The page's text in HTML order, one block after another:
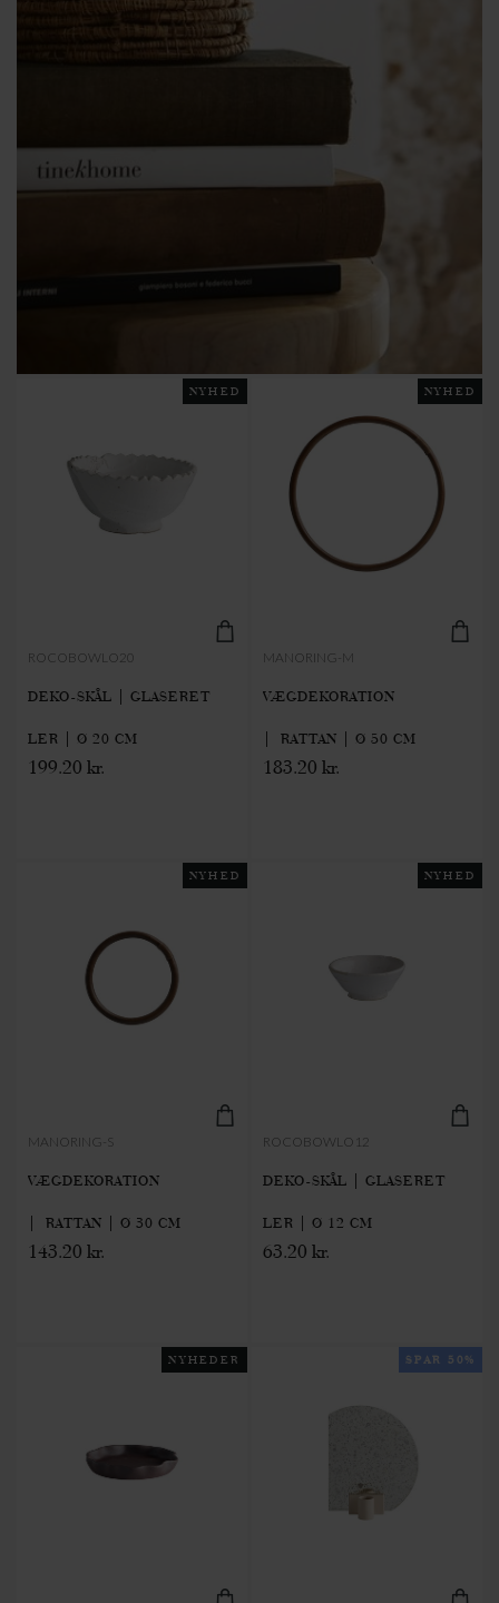
NYHED
ROCOBOWLO20
DEKO-SKÅL | GLASERET
LER | Ø 20 CM
199.20 kr.
NYHED
MANORING-M
VÆGDEKORATION
| RATTAN | Ø 50 CM
183.20 kr.
NYHED
MANORING-S
VÆGDEKORATION
| RATTAN | Ø 30 CM
143.20 kr.
NYHED
ROCOBOWLO12
DEKO-SKÅL | GLASERET
LER | Ø 12 CM
63.20 kr.
NYHEDER SPAR 50%